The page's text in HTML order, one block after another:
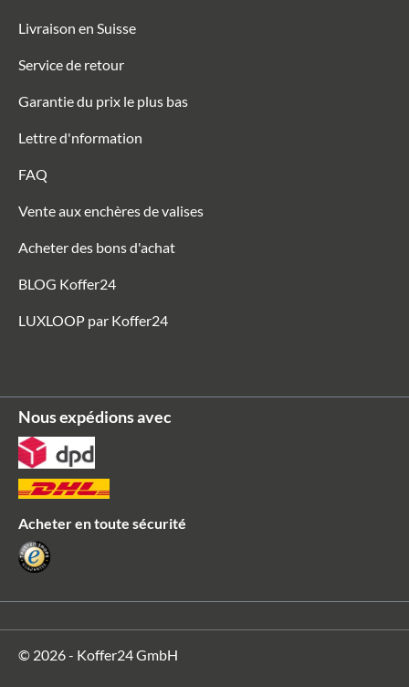
Livraison en Suisse
Service de retour
Garantie du prix le plus bas
Lettre d'nformation
FAQ
Vente aux enchères de valises
Acheter des bons d'achat
BLOG Koffer24
LUXLOOP par Koffer24
Nous expédions avec
Acheter en toute sécurité
© 2026 - Koffer24 GmbH